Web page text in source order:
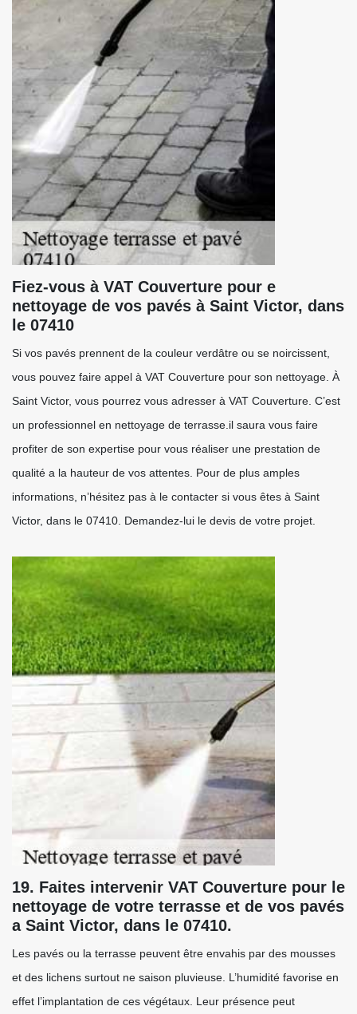
Fiez-vous à VAT Couverture pour e
nettoyage de vos pavés à Saint Victor, dans
le 07410
Si vos pavés prennent de la couleur verdâtre ou se noircissent,
vous pouvez faire appel à VAT Couverture pour son nettoyage. À
Saint Victor, vous pourrez vous adresser à VAT Couverture. C’est
un professionnel en nettoyage de terrasse.il saura vous faire
profiter de son expertise pour vous réaliser une prestation de
qualité a la hauteur de vos attentes. Pour de plus amples
informations, n’hésitez pas à le contacter si vous êtes à Saint
Victor, dans le 07410. Demandez-lui le devis de votre projet.
19. Faites intervenir VAT Couverture pour le
nettoyage de votre terrasse et de vos pavés
a Saint Victor, dans le 07410.
Les pavés ou la terrasse peuvent être envahis par des mousses
et des lichens surtout ne saison pluvieuse. L’humidité favorise en
effet l’implantation de ces végétaux. Leur présence peut